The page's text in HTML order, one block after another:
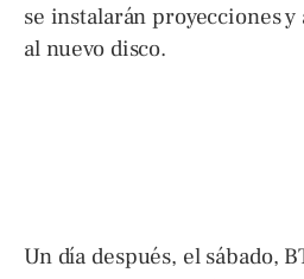
se instalarán proyecciones
al nuevo disco.
Un día después, el sábado,